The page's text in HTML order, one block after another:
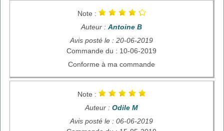
Note :
Auteur : Antoine B
Avis posté le : 20-06-2019
Commande du : 10-06-2019
Conforme à ma commande
Note :
Auteur : Odile M
Avis posté le : 06-06-2019